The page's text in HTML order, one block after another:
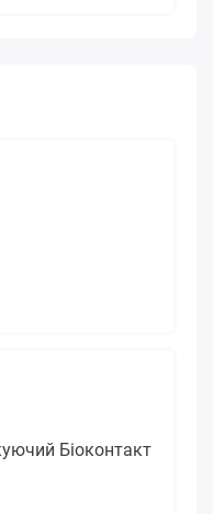
Біоконтакт